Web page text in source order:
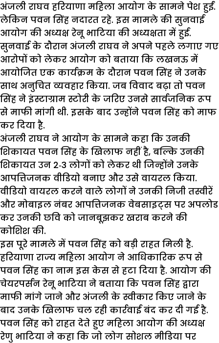
अंजली राघव हरियाणा महिला आयोग के सामने पेश हुईं.
लेकिन पवन सिंह नदारत रहे. इस मामले की सुनवाई
आयोग की अध्यक्ष रेनू भाटिया की अध्यक्षता में हुई.
सुनवाई के दौरान अंजली राघव ने अपने पहले लगाए गए
आरोपों को लेकर आयोग को बताया कि लखनऊ में
आयोजित एक कार्यक्रम के दौरान पवन सिंह ने उनके
साथ अनुचित व्यवहार किया. जब विवाद बढ़ा तो पवन
सिंह ने इंस्टाग्राम स्टोरी के जरिए उनसे सार्वजनिक रूप
से माफी मांगी थी. इसके बाद उन्होंने पवन सिंह को माफ
कर दिया है.
अंजली राघव ने आयोग के सामने कहा कि उनकी
शिकायत पवन सिंह के खिलाफ नहीं है, बल्कि उनकी
शिकायत उन 2‑3 लोगों को लेकर थी जिन्होंने उनके
आपत्तिजनक वीडियो बनाए और उसे वायरल किया.
वीडियो वायरल करने वाले लोगों ने उनकी निजी तस्वीरें
और मोबाइल नंबर आपत्तिजनक वेबसाइट्स पर अपलोड
कर उनकी छवि को जानबूझकर खराब करने की
कोशिश की.
इस पूरे मामले में पवन सिंह को बड़ी राहत मिली है.
हरियाणा राज्य महिला आयोग ने आधिकारिक रूप से
पवन सिंह का नाम इस केस से हटा दिया है. आयोग की
चेयरपर्सन रेनू भाटिया ने बताया कि पवन सिंह द्वारा
माफी मांगे जाने और अंजली के स्वीकार किए जाने के
बाद उनके खिलाफ चल रही कार्रवाई बंद कर दी गई है.
पवन सिंह को राहत देते हुए महिला आयोग की अध्यक्ष
रेणु भाटिया ने कहा कि जो लोग सोशल मीडिया पर